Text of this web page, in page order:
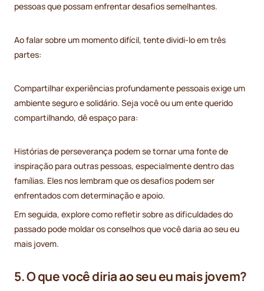
pessoas que possam enfrentar desafios semelhantes.
Ao falar sobre um momento difícil, tente dividi-lo em três
partes:
Compartilhar experiências profundamente pessoais exige um
ambiente seguro e solidário. Seja você ou um ente querido
compartilhando, dê espaço para:
Histórias de perseverança podem se tornar uma fonte de
inspiração para outras pessoas, especialmente dentro das
famílias. Eles nos lembram que os desafios podem ser
enfrentados com determinação e apoio.
Em seguida, explore como refletir sobre as dificuldades do
passado pode moldar os conselhos que você daria ao seu eu
mais jovem.
5. O que você diria ao seu eu mais jovem?